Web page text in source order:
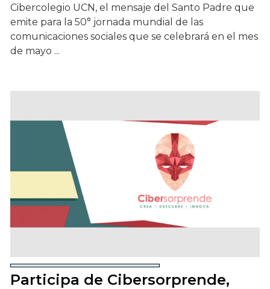
Cibercolegio UCN, el mensaje del Santo Padre que
emite para la 50° jornada mundial de las
comunicaciones sociales que se celebrará en el mes
de mayo ...
Participa de Cibersorprende,